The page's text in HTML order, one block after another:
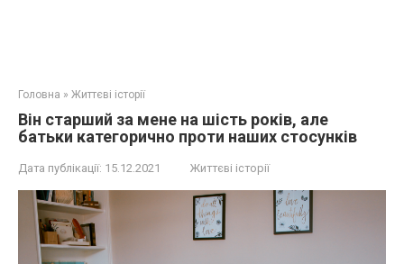
Головна » Життєві історії
Він старший за мене на шість років, але
батьки категорично проти наших стосунків
Дата публікації: 15.12.2021 Життєві історії